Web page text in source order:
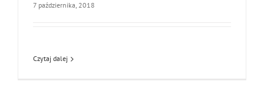
7 października, 2018
Czytaj dalej